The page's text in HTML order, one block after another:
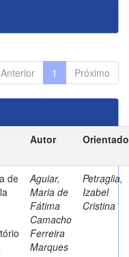
Anterior 1 Próximo
Autor
de
Aguiar,
Maria de
Fátima
Camacho
Ferreira
Marques
Petraglia,
Izabel
Cristina